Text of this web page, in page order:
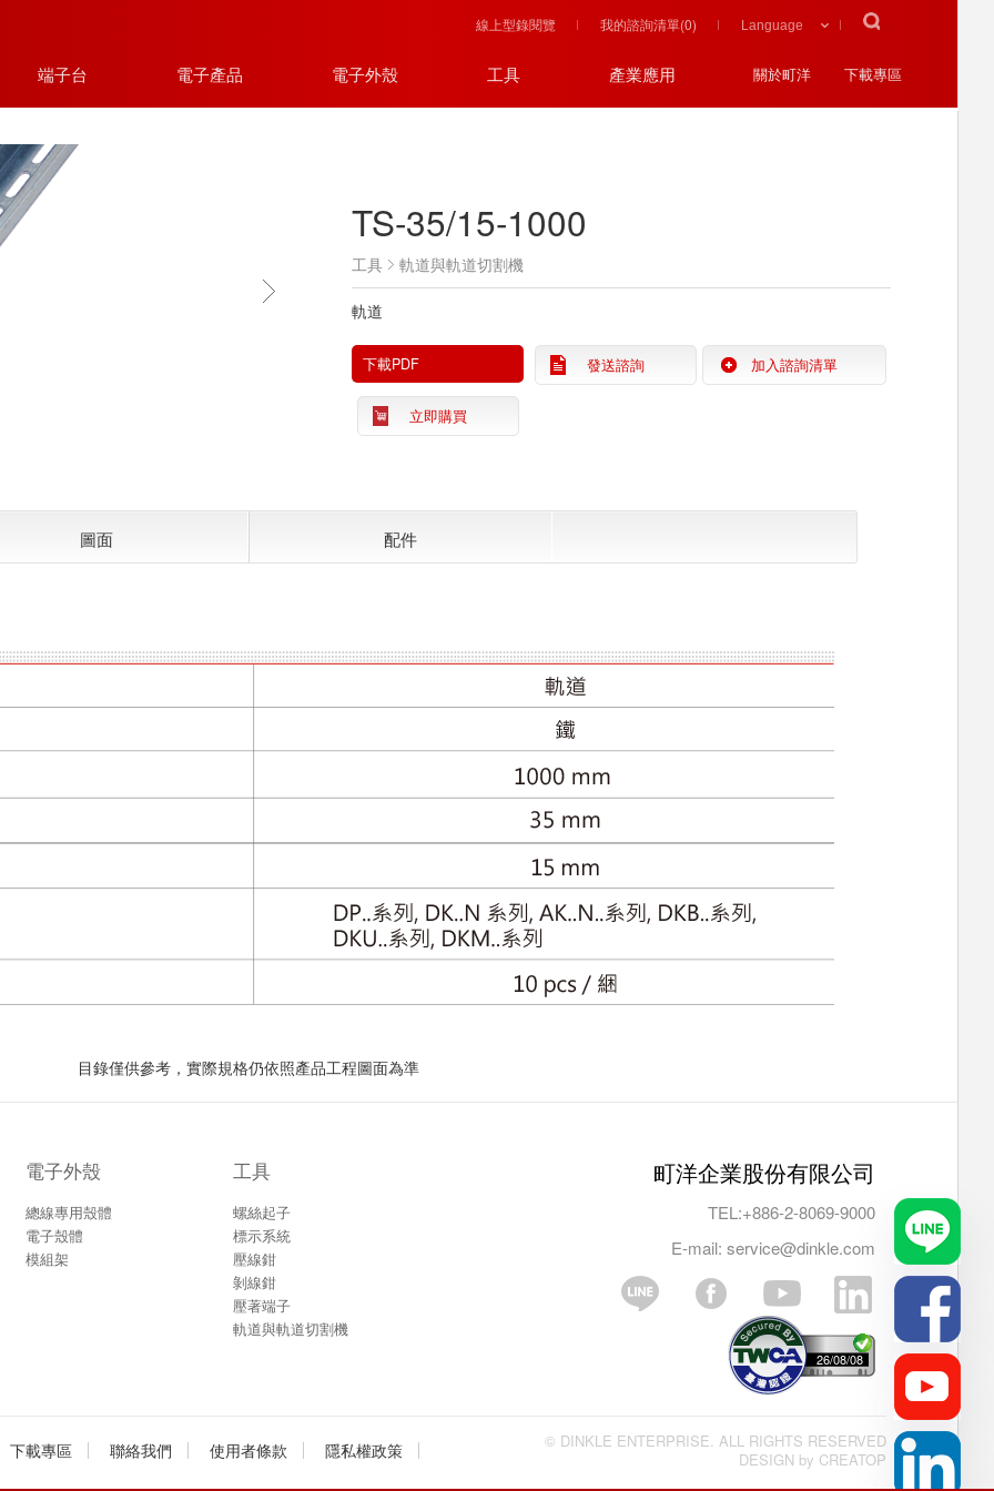
線上型錄閱覽 我的諮詢清單(0)
端子台 電子產品 電子外殼 工具 產業應用 關於町洋 下載專區
TS-35/15-1000
工具 軌道與軌道切割機
軌道
下載PDF 發送諮詢 加入諮詢清單
立即購買
圖面 配件
目錄僅供參考，實際規格仍依照產品工程圖面為準
電子外殼
總線專用殼體
電子殼體
模組架
工具
螺絲起子
標示系統
壓線鉗
剝線鉗
壓著端子
軌道與軌道切割機
町洋企業股份有限公司
TEL:+886-2-8069-9000
E-mail:service@dinkle.com
26/08/08
下載專區 聯絡我們 使用者條款 隱私權政策
© DINKLE ENTERPRISE. ALL RIGHTS RESERVED
DESIGN by CREATOP